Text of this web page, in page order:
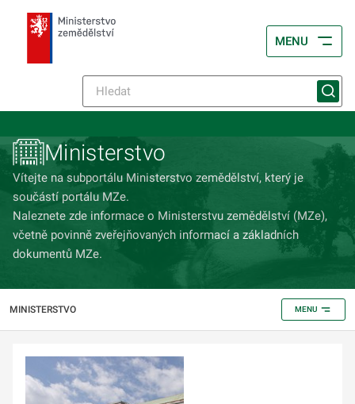
MENU
Ministerstvo
Vítejte na subportálu Ministerstvo zemědělství, který je
součástí portálu MZe.
Naleznete zde informace o Ministerstvu zemědělství (MZe),
včetně povinně zveřejňo­vaných informací a základních
dokumentů MZe.
MINISTERSTVO MENU